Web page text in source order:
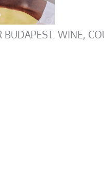
WINE,